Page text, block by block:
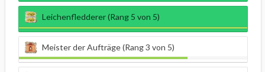
Leichenfledderer (Rang 5 von 5)
Meister der Aufträge (Rang 3 von 5)